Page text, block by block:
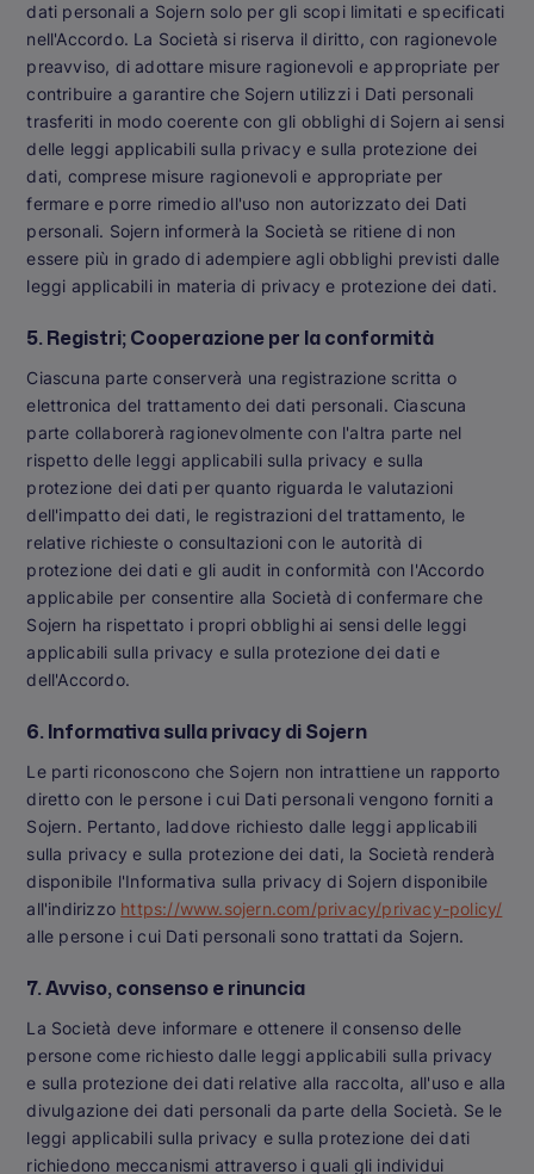
dati personali a Sojern solo per gli scopi limitati e specificati
nell'Accordo. La Società si riserva il diritto, con ragionevole
preavviso, di adottare misure ragionevoli e appropriate per
contribuire a garantire che Sojern utilizzi i Dati personali
trasferiti in modo coerente con gli obblighi di Sojern ai sensi
delle leggi applicabili sulla privacy e sulla protezione dei
dati, comprese misure ragionevoli e appropriate per
fermare e porre rimedio all'uso non autorizzato dei Dati
personali. Sojern informerà la Società se ritiene di non
essere più in grado di adempiere agli obblighi previsti dalle
leggi applicabili in materia di privacy e protezione dei dati.
5. Registri; Cooperazione per la conformità
Ciascuna parte conserverà una registrazione scritta o
elettronica del trattamento dei dati personali. Ciascuna
parte collaborerà ragionevolmente con l'altra parte nel
rispetto delle leggi applicabili sulla privacy e sulla
protezione dei dati per quanto riguarda le valutazioni
dell'impatto dei dati, le registrazioni del trattamento, le
relative richieste o consultazioni con le autorità di
protezione dei dati e gli audit in conformità con l'Accordo
applicabile per consentire alla Società di confermare che
Sojern ha rispettato i propri obblighi ai sensi delle leggi
applicabili sulla privacy e sulla protezione dei dati e
dell'Accordo.
6. Informativa sulla privacy di Sojern
Le parti riconoscono che Sojern non intrattiene un rapporto
diretto con le persone i cui Dati personali vengono forniti a
Sojern. Pertanto, laddove richiesto dalle leggi applicabili
sulla privacy e sulla protezione dei dati, la Società renderà
disponibile l'Informativa sulla privacy di Sojern disponibile
all'indirizzo https://www.sojern.com/privacy/privacy-policy/
alle persone i cui Dati personali sono trattati da Sojern.
7. Avviso, consenso e rinuncia
La Società deve informare e ottenere il consenso delle
persone come richiesto dalle leggi applicabili sulla privacy
e sulla protezione dei dati relative alla raccolta, all'uso e alla
divulgazione dei dati personali da parte della Società. Se le
leggi applicabili sulla privacy e sulla protezione dei dati
richiedono meccanismi attraverso i quali gli individui